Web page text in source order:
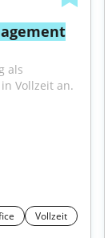
als
in Vollzeit an.
Vollzeit